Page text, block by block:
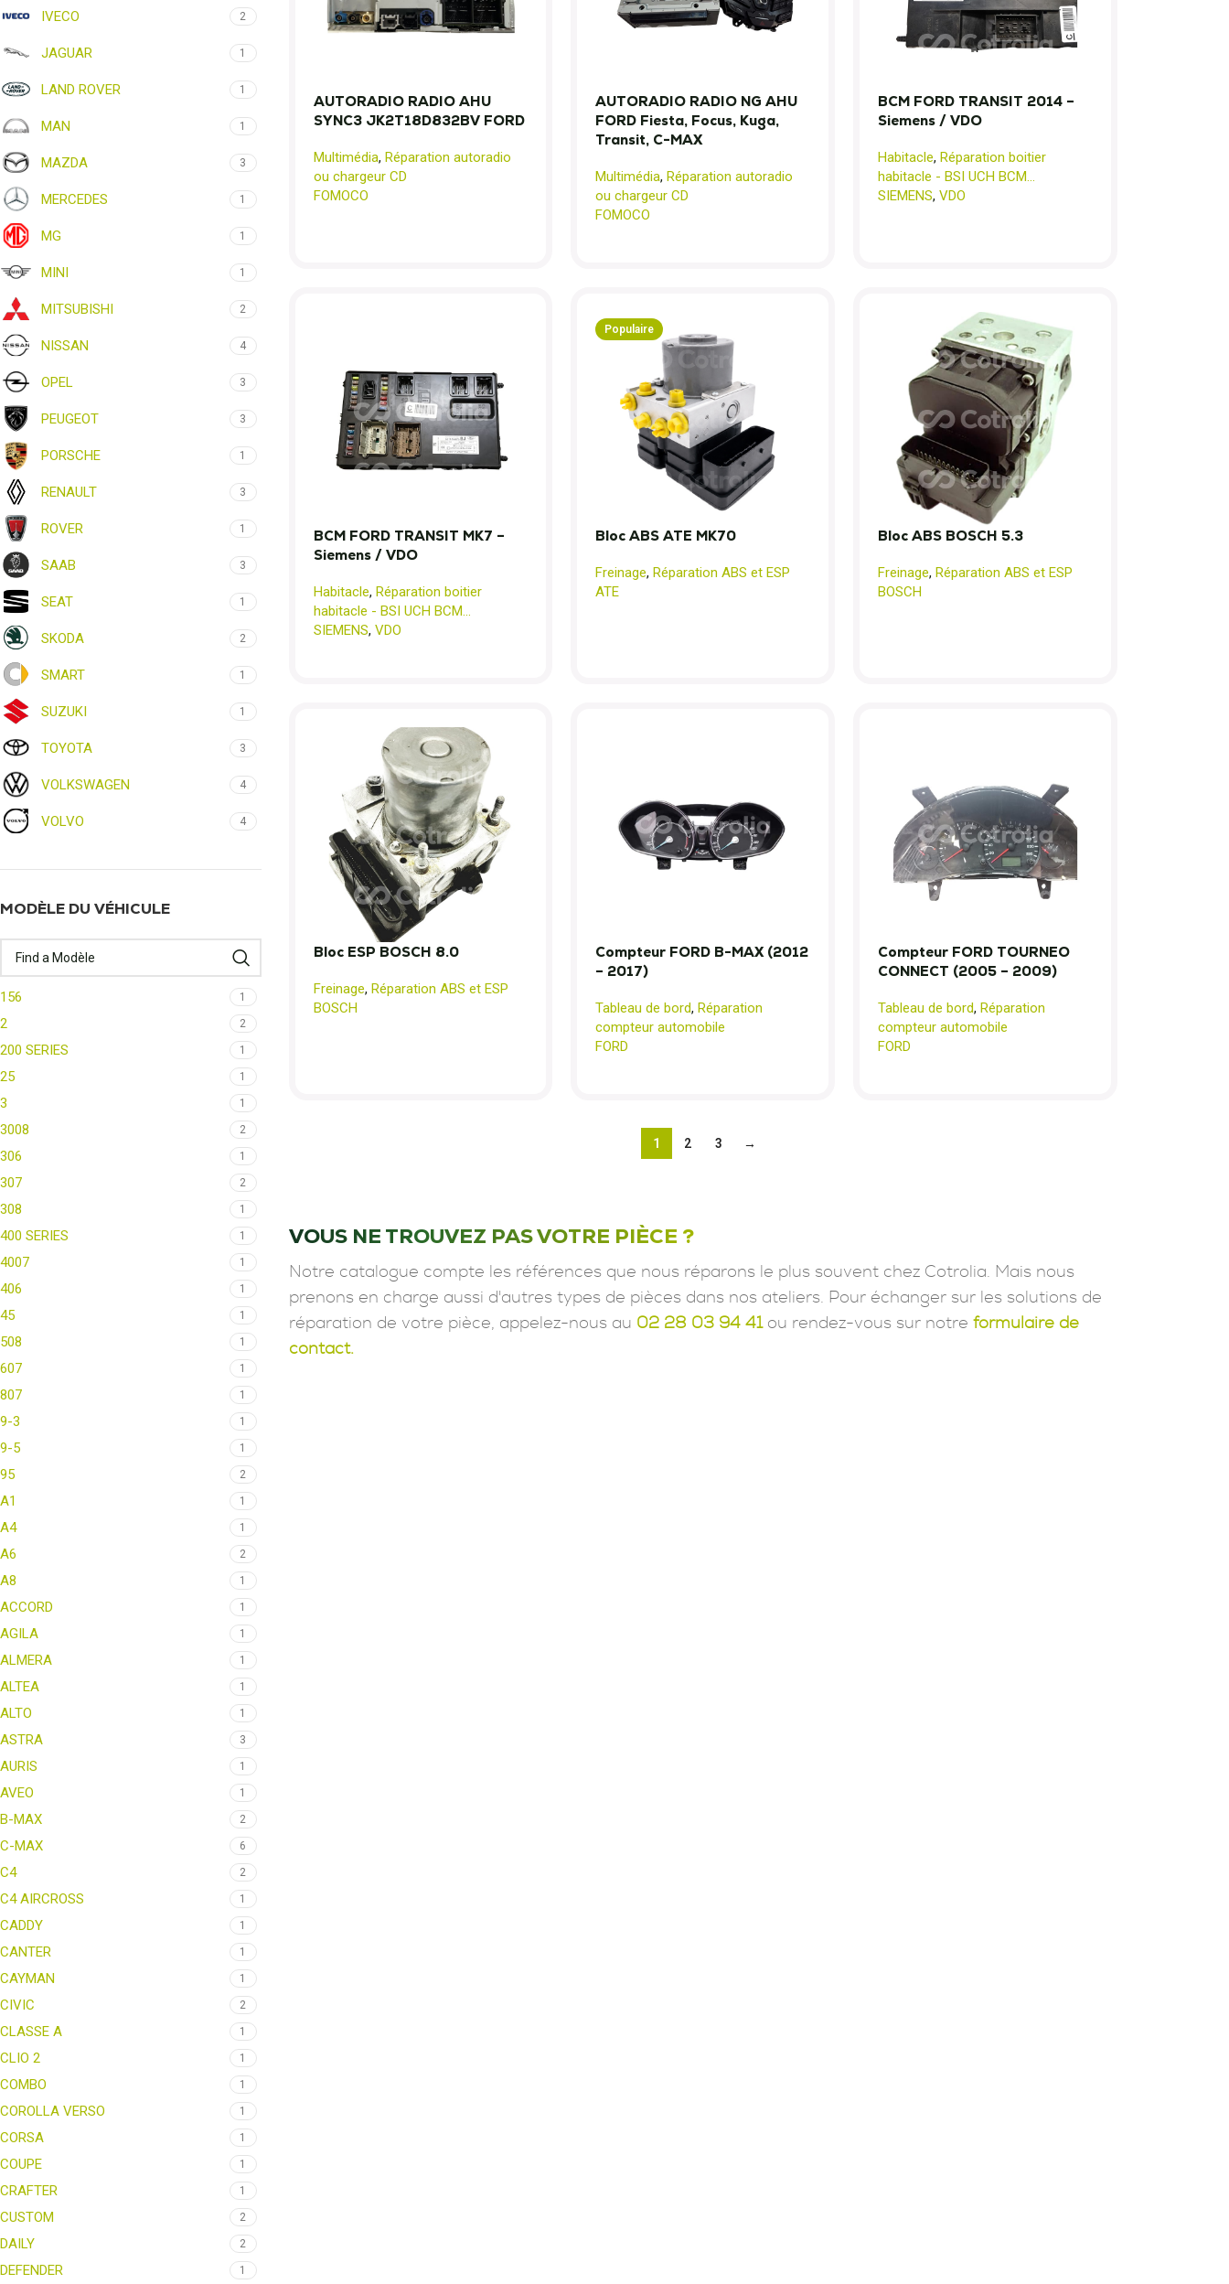
IVECO 2
JAGUAR 1
LAND ROVER 1
MAN 1
MAZDA 3
MERCEDES 1
MG 1
MINI 1
MITSUBISHI 2
NISSAN 4
OPEL 3
PEUGEOT 3
PORSCHE 1
RENAULT 3
ROVER 1
SAAB 3
SEAT 1
SKODA 2
SMART 1
SUZUKI 1
TOYOTA 3
VOLKSWAGEN 4
VOLVO 4
MODÈLE DU VÉHICULE
156 1
2 2
200 SERIES 1
25 1
3 1
3008 2
306 1
307 2
308 1
400 SERIES 1
4007 1
406 1
45 1
508 1
607 1
807 1
9-3 1
9-5 1
95 2
A1 1
A4 1
A6 2
A8 1
ACCORD 1
AGILA 1
ALMERA 1
ALTEA 1
ALTO 1
ASTRA 3
AURIS 1
AVEO 1
B-MAX 2
C-MAX 6
C4 2
C4 AIRCROSS 1
CADDY 1
CANTER 1
CAYMAN 1
CIVIC 2
CLASSE A 1
CLIO 2 1
COMBO 1
COROLLA VERSO 1
CORSA 1
COUPE 1
CRAFTER 1
CUSTOM 2
DAILY 2
DEFENDER 1
AUTORADIO RADIO AHU
SYNC3 JK2T18D832BV FORD
Multimédia, Réparation autoradio
ou chargeur CD
FOMOCO
AUTORADIO RADIO NG AHU
FORD Fiesta, Focus, Kuga,
Transit, C-MAX
Multimédia, Réparation autoradio
ou chargeur CD
FOMOCO
BCM FORD TRANSIT 2014 –
Siemens / VDO
Habitacle, Réparation boitier
habitacle - BSI UCH BCM...
SIEMENS, VDO
BCM FORD TRANSIT MK7 –
Siemens / VDO
Habitacle, Réparation boitier
habitacle - BSI UCH BCM...
SIEMENS, VDO
Populaire
Bloc ABS ATE MK70
Freinage, Réparation ABS et ESP
ATE
Bloc ABS BOSCH 5.3
Freinage, Réparation ABS et ESP
BOSCH
Bloc ESP BOSCH 8.0
Freinage, Réparation ABS et ESP
BOSCH
Compteur FORD B-MAX (2012
– 2017)
Tableau de bord, Réparation
compteur automobile
FORD
Compteur FORD TOURNEO
CONNECT (2005 – 2009)
Tableau de bord, Réparation
compteur automobile
FORD
1 2 3 →
VOUS NE TROUVEZ PAS VOTRE PIÈCE ?
Notre catalogue compte les références que nous réparons le plus souvent chez Cotrolia. Mais nous
prenons en charge aussi d'autres types de pièces dans nos ateliers. Pour échanger sur les solutions de
réparation de votre pièce, appelez-nous au 02 28 03 94 41ou rendez-vous sur notre formulaire de
contact.